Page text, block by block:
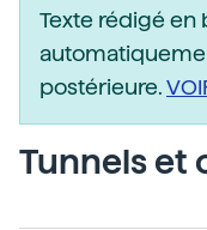
Texte rédigé en
postérieure.
Tunnels et